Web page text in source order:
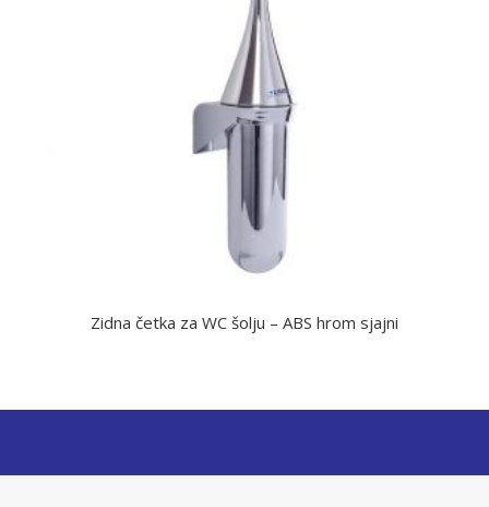
Zidna četka za WC šolju – ABS hrom sjajni